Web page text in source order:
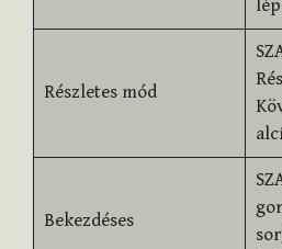
Részletes mód
Bekezdéses